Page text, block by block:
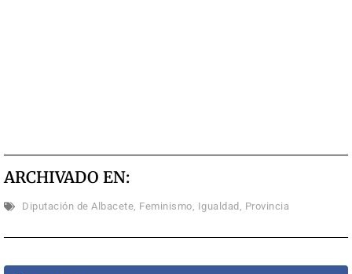
ARCHIVADO EN:
Diputación de Albacete, Feminismo, Igualdad , Provincia